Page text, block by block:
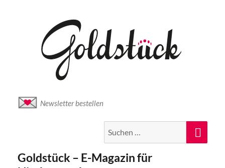
Newsletter bestellen
nach:
Goldstück – E-Magazin für